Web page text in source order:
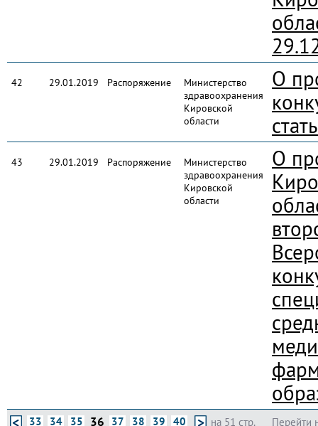
42 29.01.2019 Распоряжение
Министерство
здравоохранения
Кировской
области
О
43 29.01.2019 Распоряжение
Министерство
здравоохранения
Кировской
области
О
Перейти
33 34 35 36 37 38 39 40 на 51 стр.